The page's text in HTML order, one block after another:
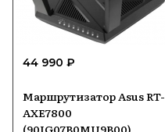
44 990 ₽
Маршрутизатор Asus RT-
AXE7800
(90IG07B0MU9B00)